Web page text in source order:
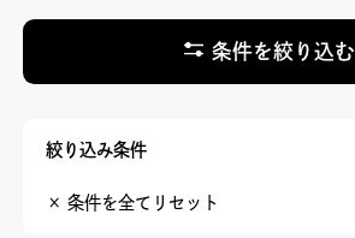
条件を絞り込む
絞り込み条件
× 条件を全てリセット